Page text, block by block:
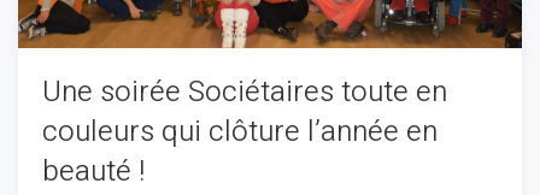
Une soirée Sociétaires toute en
couleurs qui clôture l’année en
beauté !